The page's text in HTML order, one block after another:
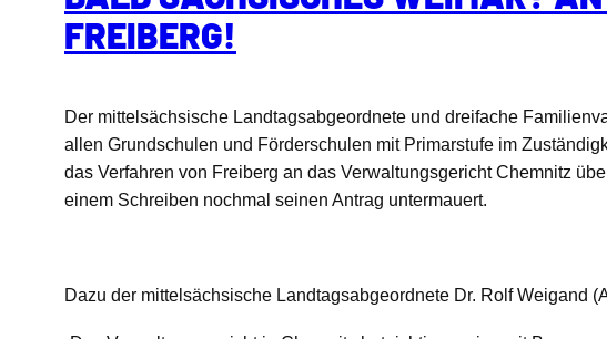
FREIBERG!
Der mittelsächsische Landtagsabgeordnete und dreifache
allen Grundschulen und Förderschulen mit Primarstufe im
das Verfahren von Freiberg an das Verwaltungsgericht Chemnitz
einem Schreiben nochmal seinen Antrag untermauert.
Dazu der mittelsächsische Landtagsabgeordnete Dr. Rolf Weigand